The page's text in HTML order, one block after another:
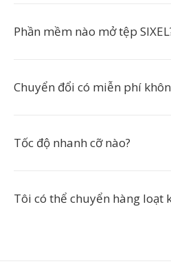
Phần mềm nào mở tệp
Chuyển đổi có miễn phí
Tốc độ nhanh cỡ nào?
Tôi có thể chuyển hàng loạt